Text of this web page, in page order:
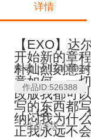
详情
【EXO】达
开始新的章
朴灿烈刻意
竟如何，一
改版我都可
写的东西都
纳闷我为什
正我永远不
作者:hg11408924
作品ID:526388
L3
作品等级